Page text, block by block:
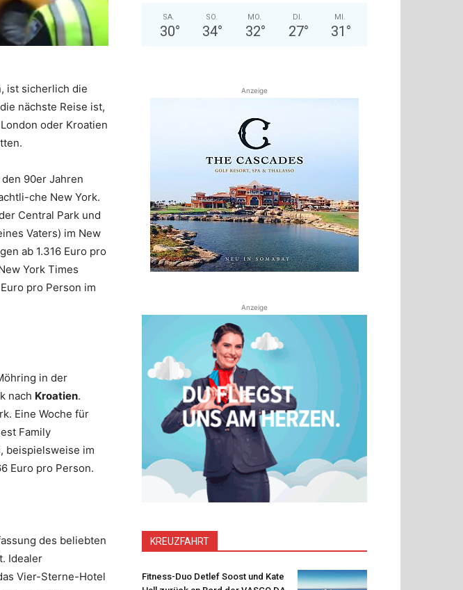
ist sicherlich die
nächste Reise ist,
oder Kroatien
90er Jahren
che New York.
Central Park und
Vaters) im New
ab 1.316 Euro pro
York Times
pro Person im
in der
nach Kroatien.
Eine Woche für
Family
beispielsweise im
Euro pro Person.
des beliebten
Idealer
Vier-Sterne-Hotel
SA.
30°
SO.
34°
MO.
32°
DI.
27°
MI.
31 °
Anzeige
Anzeige
KREUZFAHRT
Fitness-Duo Detlef Soost und Kate